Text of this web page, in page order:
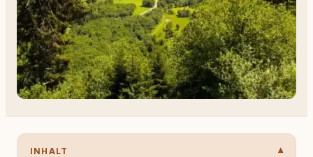
INHALT